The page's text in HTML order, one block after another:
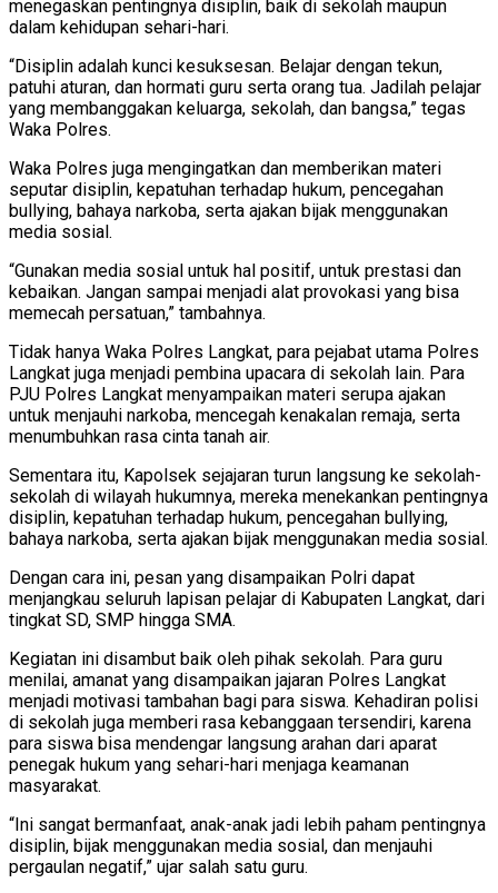
menegaskan pentingnya disiplin, baik di sekolah maupun
dalam kehidupan sehari-hari.
“Disiplin adalah kunci kesuksesan. Belajar dengan tekun,
patuhi aturan, dan hormati guru serta orang tua. Jadilah pelajar
yang membanggakan keluarga, sekolah, dan bangsa,” tegas
Waka Polres.
Waka Polres juga mengingatkan dan memberikan materi
seputar disiplin, kepatuhan terhadap hukum, pencegahan
bullying, bahaya narkoba, serta ajakan bijak menggunakan
media sosial.
“Gunakan media sosial untuk hal positif, untuk prestasi dan
kebaikan. Jangan sampai menjadi alat provokasi yang bisa
memecah persatuan,” tambahnya.
Tidak hanya Waka Polres Langkat, para pejabat utama Polres
Langkat juga menjadi pembina upacara di sekolah lain. Para
PJU Polres Langkat menyampaikan materi serupa ajakan
untuk menjauhi narkoba, mencegah kenakalan remaja, serta
menumbuhkan rasa cinta tanah air.
Sementara itu, Kapolsek sejajaran turun langsung ke sekolah-
sekolah di wilayah hukumnya, mereka menekankan pentingnya
disiplin, kepatuhan terhadap hukum, pencegahan bullying,
bahaya narkoba, serta ajakan bijak menggunakan media sosial.
Dengan cara ini, pesan yang disampaikan Polri dapat
menjangkau seluruh lapisan pelajar di Kabupaten Langkat, dari
tingkat SD, SMP hingga SMA.
Kegiatan ini disambut baik oleh pihak sekolah. Para guru
menilai, amanat yang disampaikan jajaran Polres Langkat
menjadi motivasi tambahan bagi para siswa. Kehadiran polisi
di sekolah juga memberi rasa kebanggaan tersendiri, karena
para siswa bisa mendengar langsung arahan dari aparat
penegak hukum yang sehari-hari menjaga keamanan
masyarakat.
“Ini sangat bermanfaat, anak-anak jadi lebih paham pentingnya
disiplin, bijak menggunakan media sosial, dan menjauhi
pergaulan negatif,” ujar salah satu guru.